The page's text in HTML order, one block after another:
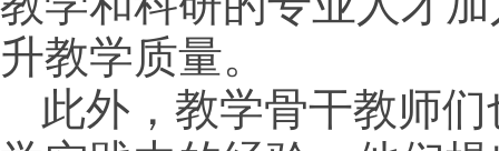
升教学质量。
此外，教学骨干教师